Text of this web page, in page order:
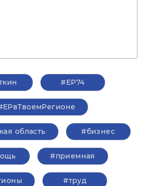
#ЕР74
область #бизнес
#приемная
#труд